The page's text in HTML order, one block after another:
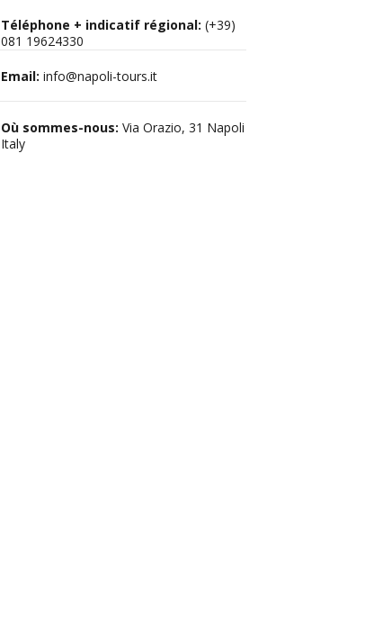
Téléphone + indicatif régional: (+39)
081 19624330
Email: info@napoli-tours.it
Où sommes-nous: Via Orazio, 31 Napoli
Italy